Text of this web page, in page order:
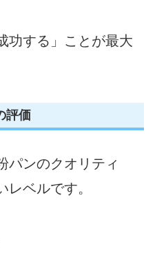
功する」ことが最大
評価
パンのクオリティ
ベルです。